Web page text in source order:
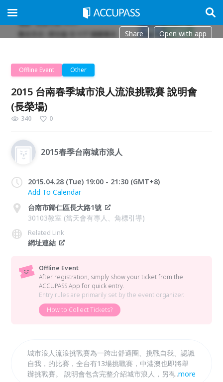
Share Open with app
Offline Event Other
2015 台南春季城市浪人流浪挑戰賽 說明會
(長榮場)
340 0
2015春季台南城市浪人
2015.04.28 (Tue) 19:00 - 21:30 (GMT+8)
Add To Calendar
台南市歸仁區長大路1號
30103教室 (當天會有專人、角標引導)
Related Link
網址連結
Offline Event
After registration, simply show your ticket from the
ACCUPASS App for quick entry.
Entry rules are primarily set by the event organizer.
How to Collect Tickets?
城市浪人流浪挑戰賽為一跨出舒適圈、挑戰自我、認識
自我，的比賽，全台有13場挑戰賽，中港澳也即將舉
辦挑戰賽。 說明會包含完整介紹城市浪人，另有交流
...more